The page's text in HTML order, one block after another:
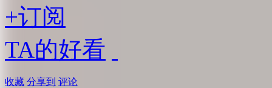
+订阅
TA的好看
收藏 分享到 评论